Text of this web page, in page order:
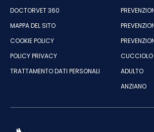
DOCTORVET 360
MAPPA DEL SITO
COOKIE POLICY
POLICY PRIVACY
TRATTAMENTO DATI PERSONALI
CUCCIOLO
ADULTO
ANZIANO